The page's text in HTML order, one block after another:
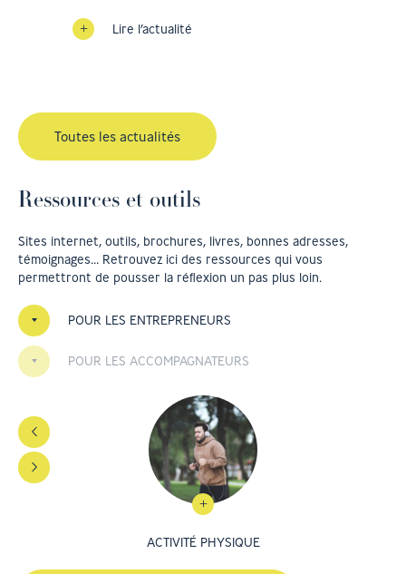
Lire l’actualité
Toutes les actualités
Ressources et outils
Sites internet, outils, brochures, livres, bonnes adresses,
témoignages… Retrouvez ici des ressources qui vous
permettront de pousser la réflexion un pas plus loin.
POUR LES ENTREPRENEURS
POUR LES ACCOMPAGNATEURS
ACTIVITÉ PHYSIQUE